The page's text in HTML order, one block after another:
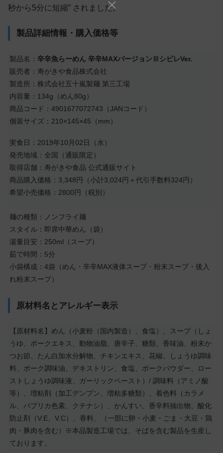
秒から5分に短縮” されました。
製品詳細情報・購入価格等
製品名： 辛辛魚らーめん 辛辛MAXバージョンⅢシビレVer.
販売者：寿がきや食品株式会社
製造所：株式会社五十嵐製麺 第三工場
内容量：134g（めん80g）
商品コード：4901677072743（JANコード）
個装サイズ：210×145×45（mm）
実食日：2019年10月02日（水）
発売地域：全国（通販限定）
取得店舗：寿がきや食品 公式通販サイト
商品購入価格：3,348円（小計3,024円＋代引手数料324円）
希望小売価格：2800円（税別）
麺の種類：ノンフライ麺
スタイル：即席中華めん（袋）
湯量目安：250ml（スープ）
茹で時間：5分
小袋構成：4袋（めん・辛辛MAX液体スープ・粉末スープ・後入
れ粉末スープ）
原材料名とアレルギー表示
【原材料名】めん（小麦粉（国内製造）、食塩）、スープ（しょ
うゆ、ポークエキス、動物油脂、唐辛子、糖類、香味油、粉末か
つお節、たん白加水分解物、チキンエキス、花椒、しょうゆ調味
料、ポーク調味油、デキストリン、食塩、ポークパウダー、ロー
ストしょうゆ調味液、ガーリックペースト）/ 調味料（アミノ酸
等）、増粘剤（加工デンプン、増粘多糖類）、着色料（カラメ
ル、パプリカ色素、クチナシ）、かんすい、香辛料抽出物、酸化
防止剤（V.E、V.C）、香料、（一部に卵・小麦・ごま・大豆・鶏
肉・豚肉を含む）※本品製造工場では、そばを含む製品を生産し
ております。